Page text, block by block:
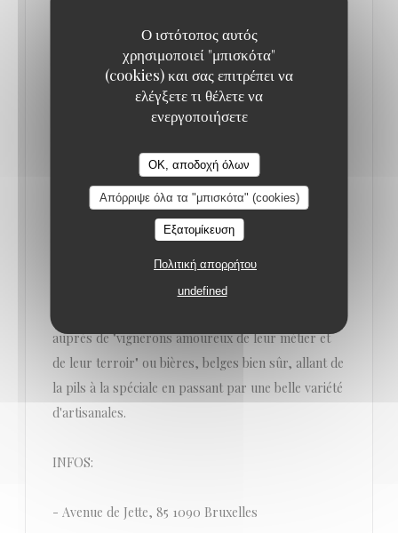
Ο ιστότοπος αυτός
χρησιμοποιεί "μπισκότα"
(cookies) και σας επιτρέπει να
ελέγξετε τι θέλετε να
ενεργοποιήσετε
OK, αποδοχή όλων
Απόρριψε όλα τα "μπισκότα" (cookies)
Εξατομίκευση
Πολιτική απορρήτου
undefined
viande, l'incontournable entrecôte irlandaise est un
must (24 €). Mais vous pouvez tout aussi bien vous
contenter d'un pain de viande et stoemp (16 €) ou
d'un plat de poisson (entre 20 € et 28 €).
On vous recommande aussi le menu au rapport
qualité-prix parfaitement étudié (35 €) qui vous
laisse le choix entre 4 ou 5 entrées et autant de
plats, avant de terminer par un dessert à la carte
(ou plutôt au tableau).
auprès de "vignerons amoureux de leur métier et
de leur terroir" ou bières, belges bien sûr, allant de
la pils à la spéciale en passant par une belle variété
d'artisanales.
INFOS:
- Avenue de Jette, 85 1090 Bruxelles